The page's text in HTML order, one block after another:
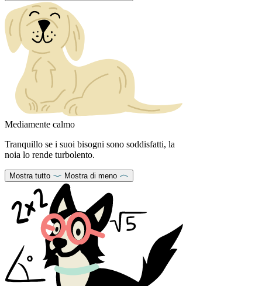
Mediamente calmo
Tranquillo se i suoi bisogni sono soddisfatti, la
noia lo rende turbolento.
Mostra tutto Mostra di meno